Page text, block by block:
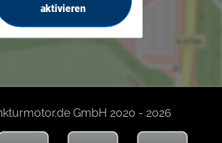
aktivieren
GmbH 2020 - 2026